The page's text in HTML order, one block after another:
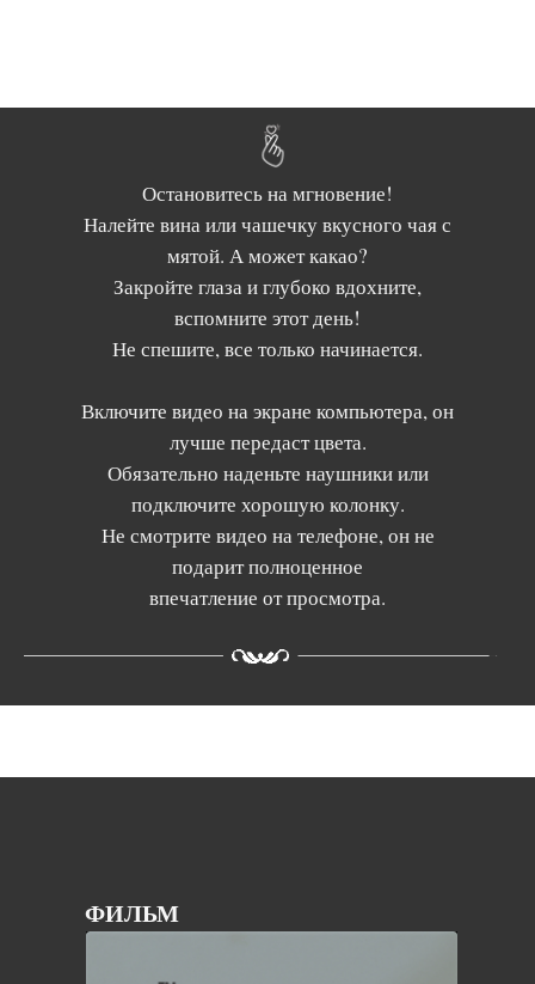
Остановитесь на мгновение!
Налейте вина или чашечку вкусного чая с
мятой. А может какао?
Закройте глаза и глубоко вдохните,
вспомните этот день!
Не спешите, все только начинается.
Включите видео на экране компьютера, он
лучше передаст цвета.
Обязательно наденьте наушники или
подключите хорошую колонку.
Не смотрите видео на телефоне, он не
подарит полноценное
впечатление от просмотра.
ФИЛЬМ